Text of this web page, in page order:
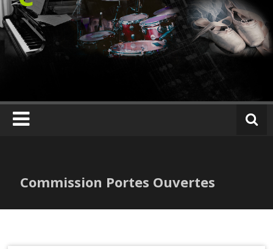
Skip
to
content
Commission Portes Ouvertes